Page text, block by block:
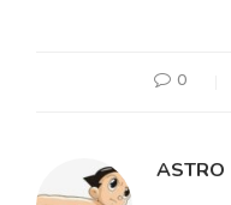
0
ASTRO